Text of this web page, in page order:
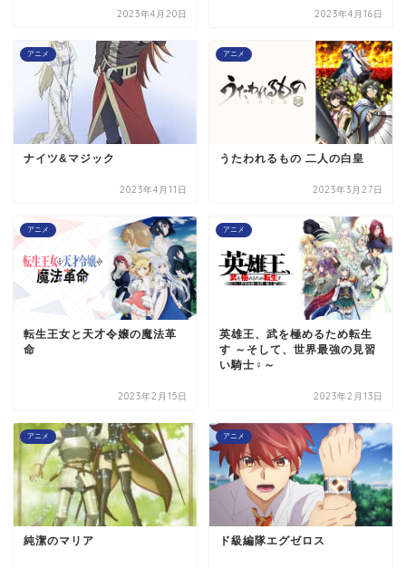
2023年4月20日 2023年4月16日
アニメ
ナイツ&マジック
2023年4月11日
アニメ
うたわれるもの 二人の白皇
2023年3月27日
アニメ
転生王女と天才令嬢の魔法革
命
2023年2月15日
アニメ
英雄王、武を極めるため転生
す ～そして、世界最強の見習
い騎士♀～
2023年2月13日
アニメ
純潔のマリア
アニメ
ド級編隊エグゼロス